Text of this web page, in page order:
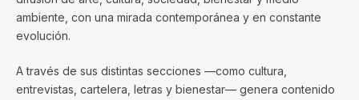
ambiente, con una mirada contemporánea y en constante
evolución.
A través de sus distintas secciones —como cultura,
entrevistas, cartelera, letras y bienestar— genera contenido